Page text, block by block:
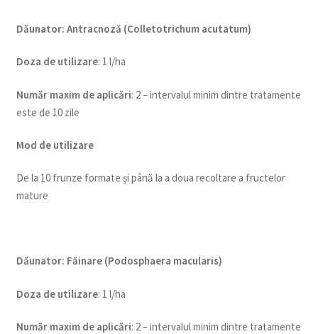
Dăunator: Antracnoză (Colletotrichum acutatum)
Doza de utilizare: 1 l/ha
Număr maxim de aplicări: 2 – intervalul minim dintre tratamente
este de 10 zile
Mod de utilizare
De la 10 frunze formate și până la a doua recoltare a fructelor
mature
Dăunator: Făinare (Podosphaera macularis)
Doza de utilizare: 1 l/ha
Număr maxim de aplicări: 2 – intervalul minim dintre tratamente